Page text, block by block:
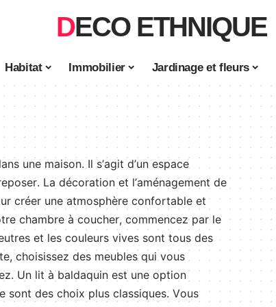
DECO ETHNIQUE
Habitat Immobilier Jardinage et fleurs
ans une maison. Il s’agit d’un espace
oser. Ladécorationet l’aménagement de
créer uneatmosphère confortable et
re chambreàcoucher, commencezparle
res etles couleurs vives sont tous des
, choisissez des meublesquivous
z.Un litàbaldaquin estune option
sont deschoixplus classiques. Vous